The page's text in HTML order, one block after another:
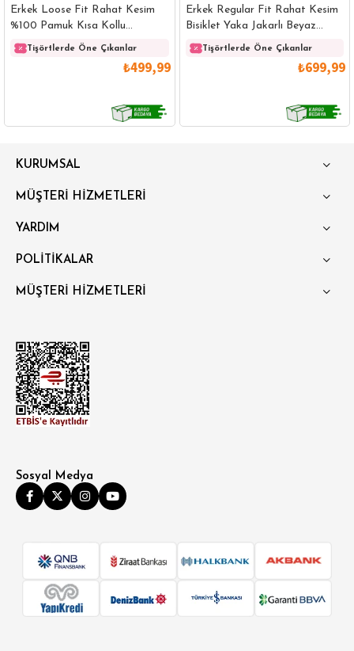
Erkek Loose Fit Rahat Kesim
%100 Pamuk Kısa Kollu
Lacivert Bisiklet Yaka Tişört
Tişörtlerde Öne Çıkanlar
₺499,99
Erkek Regular Fit Rahat Kesim
Bisiklet Yaka Jakarlı Beyaz
Üzeri Siyah Çizgili Tişört
Tişörtlerde Öne Çıkanlar
₺699,99
SÜPER SLİM FİT
KURUMSAL
MÜŞTERİ HİZMETLERİ
YARDIM
POLİTİKALAR
MÜŞTERİ HİZMETLERİ
Sosyal Medya